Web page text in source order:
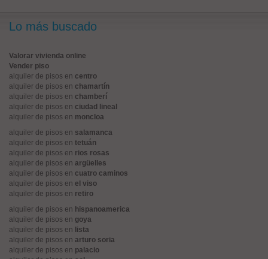
Lo más buscado
Valorar vivienda online
Vender piso
alquiler de pisos en centro
alquiler de pisos en chamartín
alquiler de pisos en chamberí
alquiler de pisos en ciudad lineal
alquiler de pisos en moncloa
alquiler de pisos en salamanca
alquiler de pisos en tetuán
alquiler de pisos en rios rosas
alquiler de pisos en argüelles
alquiler de pisos en cuatro caminos
alquiler de pisos en el viso
alquiler de pisos en retiro
alquiler de pisos en hispanoamerica
alquiler de pisos en goya
alquiler de pisos en lista
alquiler de pisos en arturo soria
alquiler de pisos en palacio